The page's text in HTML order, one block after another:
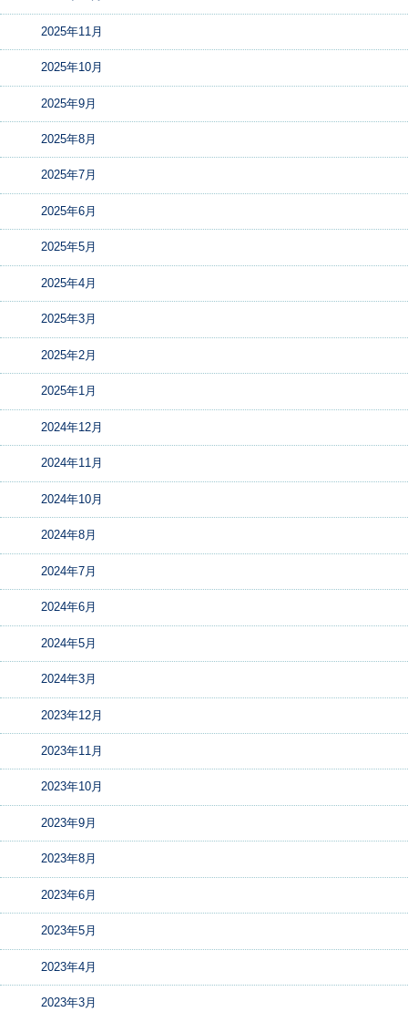
2025年11月
2025年10月
2025年9月
2025年8月
2025年7月
2025年6月
2025年5月
2025年4月
2025年3月
2025年2月
2025年1月
2024年12月
2024年11月
2024年10月
2024年8月
2024年7月
2024年6月
2024年5月
2024年3月
2023年12月
2023年11月
2023年10月
2023年9月
2023年8月
2023年6月
2023年5月
2023年4月
2023年3月